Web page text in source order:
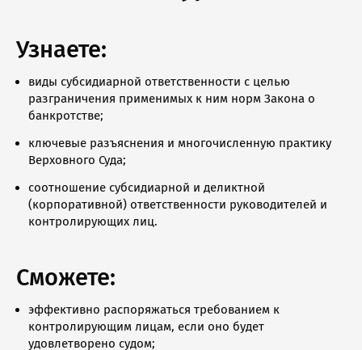
Узнаете:
виды субсидиарной ответственности с целью
разграничения применимых к ним норм Закона о
банкротстве;
ключевые разъяснения и многочисленную практику
Верховного Суда;
соотношение субсидиарной и деликтной
(корпоративной) ответственности руководителей и
контролирующих лиц.
Сможете:
эффективно распоряжаться требованием к
контролирующим лицам, если оно будет
удовлетворено судом;